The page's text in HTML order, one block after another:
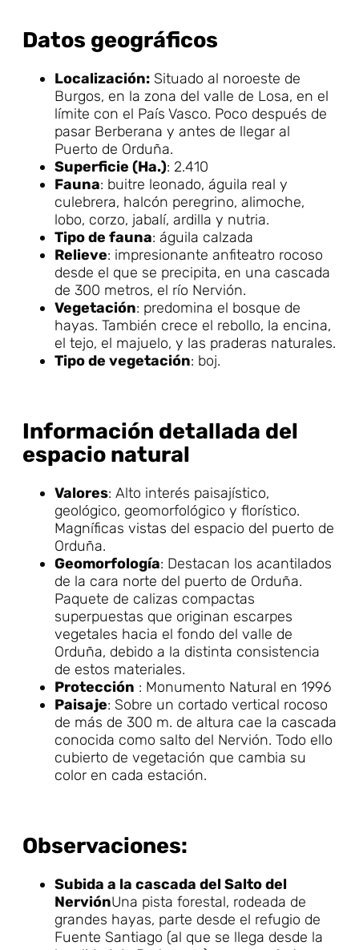
Datos geográficos
Localización: Situado al noroeste de
Burgos, en la zona del valle de Losa, en el
límite con el País Vasco. Poco después de
pasar Berberana y antes de llegar al
Puerto de Orduña.
Superficie (Ha.): 2.410
Fauna: buitre leonado, águila real y
culebrera, halcón peregrino, alimoche,
lobo, corzo, jabalí, ardilla y nutria.
Tipo de fauna: águila calzada
Relieve: impresionante anfiteatro rocoso
desde el que se precipita, en una cascada
de 300 metros, el río Nervión.
Vegetación: predomina el bosque de
hayas. También crece el rebollo, la encina,
el tejo, el majuelo, y las praderas naturales.
Tipo de vegetación: boj.
Información detallada del
espacio natural
Valores: Alto interés paisajístico,
geológico, geomorfológico y florístico.
Magníficas vistas del espacio del puerto de
Orduña.
Geomorfología: Destacan los acantilados
de la cara norte del puerto de Orduña.
Paquete de calizas compactas
superpuestas que originan escarpes
vegetales hacia el fondo del valle de
Orduña, debido a la distinta consistencia
de estos materiales.
Protección : Monumento Natural en 1996
Paisaje: Sobre un cortado vertical rocoso
de más de 300 m. de altura cae la cascada
conocida como salto del Nervión. Todo ello
cubierto de vegetación que cambia su
color en cada estación.
Observaciones:
Subida a la cascada del Salto del
NerviónUna pista forestal, rodeada de
grandes hayas, parte desde el refugio de
Fuente Santiago (al que se llega desde la